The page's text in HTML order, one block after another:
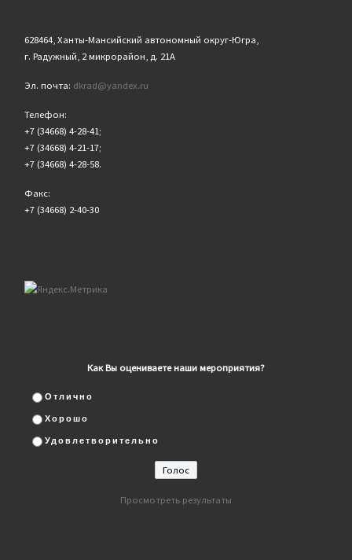
628464, Ханты-Мансийский автономный округ-Югра,
г. Радужный, 2 микрорайон, д. 21А
Эл. почта: dkrad@yandex.ru
Телефон:
+7 (34668) 4-28-41;
+7 (34668) 4-21-17;
+7 (34668) 4-28-58.
Факс:
+7 (34668) 2-40-30
Как Вы оцениваете наши мероприятия?
Отлично
Хорошо
Удовлетворительно
Просмотреть результаты